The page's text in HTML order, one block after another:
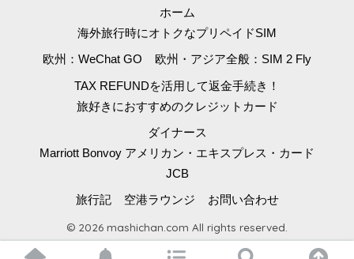
ホーム
海外旅行時にオトクなプリペイドSIM
欧州：WeChat GO 欧州・アジア全般：SIM 2 Fly
TAX REFUNDを活用して返金手続き！
旅好きにおすすめのクレジットカード
ダイナース
Marriott Bonvoy アメリカン・エキスプレス・カード
JCB
旅行記 空港ラウンジ お問い合わせ
© 2026 mashichan.com All rights reserved.